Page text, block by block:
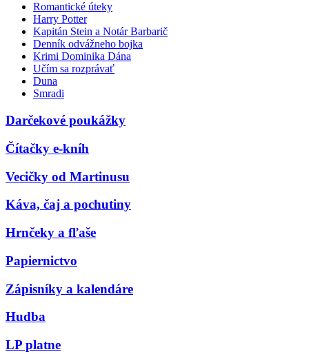
Romantické úteky
Harry Potter
Kapitán Stein a Notár Barbarič
Denník odvážneho bojka
Krimi Dominika Dána
Učím sa rozprávať
Duna
Smradi
Darčekové poukážky
Čítačky e-kníh
Vecičky od Martinusu
Káva, čaj a pochutiny
Hrnčeky a fľaše
Papiernictvo
Zápisníky a kalendáre
Hudba
LP platne